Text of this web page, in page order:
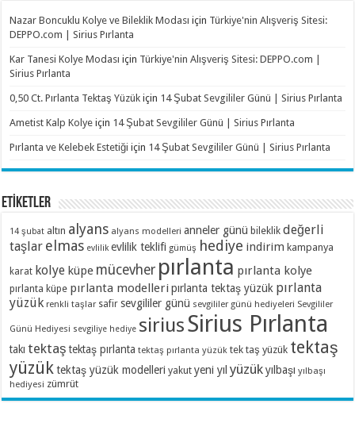
Nazar Boncuklu Kolye ve Bileklik Modası için Türkiye'nin Alışveriş Sitesi:
DEPPO.com | Sirius Pırlanta
Kar Tanesi Kolye Modası için Türkiye'nin Alışveriş Sitesi: DEPPO.com |
Sirius Pırlanta
0,50 Ct. Pırlanta Tektaş Yüzük için 14 Şubat Sevgililer Günü | Sirius Pırlanta
Ametist Kalp Kolye için 14 Şubat Sevgililer Günü | Sirius Pırlanta
Pırlanta ve Kelebek Estetiği için 14 Şubat Sevgililer Günü | Sirius Pırlanta
ETİKETLER
14 şubat altın alyans alyans modelleri anneler günü bileklik değerli
taşlar elmas evlilik evlilik teklifi gümüş hediye indirim kampanya
karat kolye küpe mücevher pırlanta pırlanta kolye
pırlanta küpe pırlanta modelleri pırlanta tektaş yüzük pırlanta
yüzük renkli taşlar safir sevgililer günü sevgililer günü hediyeleri Sevgililer
Günü Hediyesi sevgiliye hediye siriusSirius Pırlanta
takı tektaş tektaş pırlanta tektaş pırlanta yüzük tek taş yüzük tektaş
yüzük tektaş yüzük modelleri yakut yeni yıl yüzük yılbaşı yılbaşı
hediyesi zümrüt